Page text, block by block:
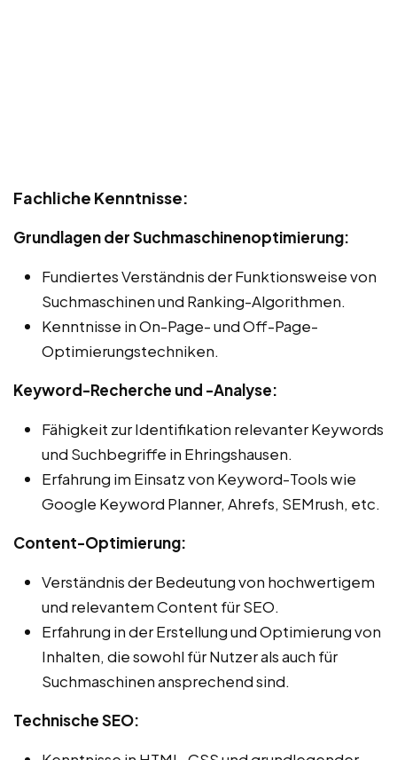
Fachliche Kenntnisse:
Grundlagen der Suchmaschinenoptimierung:
Fundiertes Verständnis der Funktionsweise von
Suchmaschinen und Ranking-Algorithmen.
Kenntnisse in On-Page- und Off-Page-
Optimierungstechniken.
Keyword-Recherche und -Analyse:
Fähigkeit zur Identifikation relevanter Keywords
und Suchbegriffe in Ehringshausen.
Erfahrung im Einsatz von Keyword-Tools wie
Google Keyword Planner, Ahrefs, SEMrush, etc.
Content-Optimierung:
Verständnis der Bedeutung von hochwertigem
und relevantem Content für SEO.
Erfahrung in der Erstellung und Optimierung von
Inhalten, die sowohl für Nutzer als auch für
Suchmaschinen ansprechend sind.
Technische SEO: